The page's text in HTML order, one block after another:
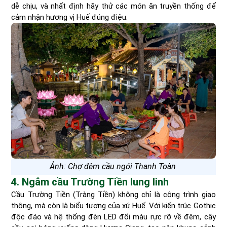
dễ chịu, và nhất định hãy thử các món ăn truyền thống để
cảm nhận hương vị Huế đúng điệu.
Ảnh: Chợ đêm cầu ngói Thanh Toàn
4. Ngắm cầu Trường Tiền lung linh
Cầu Trường Tiền (Tràng Tiền) không chỉ là công trình giao
thông, mà còn là biểu tượng của xứ Huế. Với kiến trúc Gothic
độc đáo và hệ thống đèn LED đổi màu rực rỡ về đêm, cây